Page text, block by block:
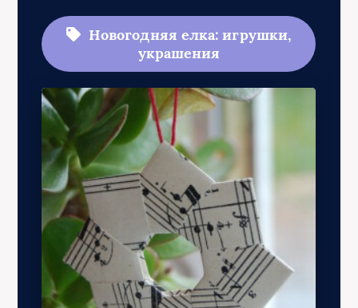
Новогодняя елка: игрушки,
украшения